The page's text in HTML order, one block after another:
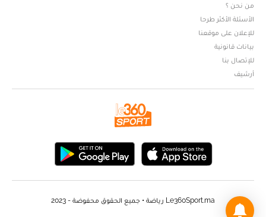
من نحن ؟
الأسئلة الأكثر طرحا
للإعلان على موقعنا
بيانات قانونية
للإتصال بنا
أرشيف
Le360Sport.ma رياضة • جميع الحقوق محفوضة - 2023